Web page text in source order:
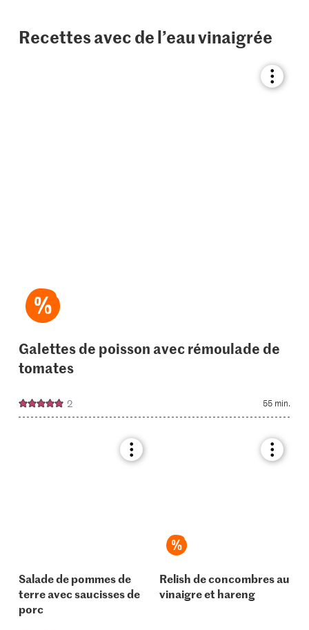
Recettes avec de l’eau vinaigrée
recipe
Galettes de poisson avec rémoulade de
tomates
2 55 min.
Bookmark
recipe
Salade de pommes de
terre avec saucisses de
porc
recipe
Relish de concombres au
vinaigre et hareng